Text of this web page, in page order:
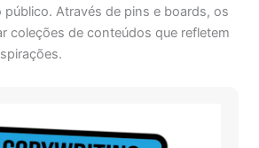
Através de pins e boards, os
coleções de conteúdos que refletem